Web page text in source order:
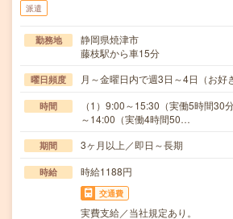
派遣
勤務地
静岡県焼津市
藤枝駅から車15分
曜日頻度 月～金曜日内で週3日～4日（お好
時間
（1）9:00～15:30（実働5時間30
～14:00（実働4時間50…
期間 3ヶ月以上／即日～長期
時給 時給1188円
交通費
実費支給／当社規定あり。